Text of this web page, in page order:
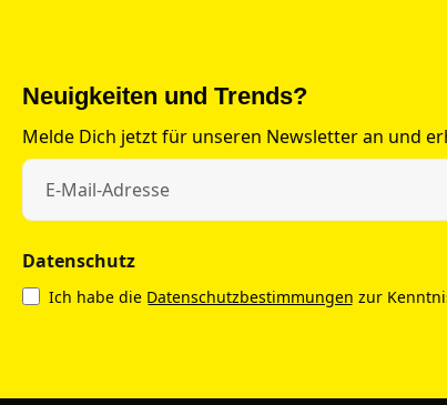
Neuigkeiten und Trends?
Melde Dich jetzt für unseren Newsletter an und
Datenschutz
Ich habe die Datenschutzbestimmungen zur